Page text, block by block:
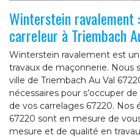
Winterstein ravalement
carreleur à Triembach
Winterstein ravalement est
travaux de maçonnerie. Nous
ville de Triembach Au Val
nécessaires pour s’occuper
de vos carrelages 67220. Nos
67220 sont en mesure de
mesure et de qualité en